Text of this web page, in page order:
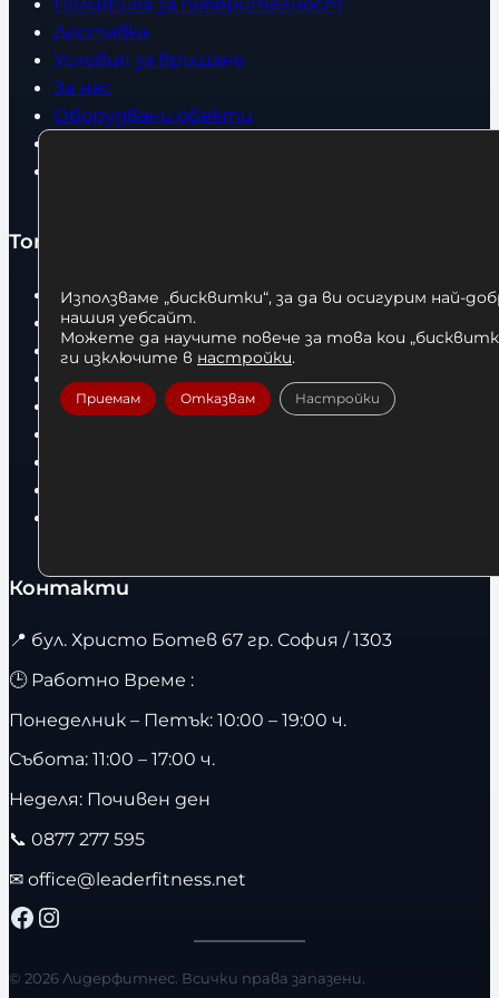
Доставка
Условия за връщане
За нас
Оборудвани обекти
Топ категории
Бокс
Боксови чували
Боксови ръкавици
Дрехи
Детски дрехи
Контакти
📍 бул. Христо Ботев 67 гр. София / 1303
🕒 Работно Време :
Понеделник – Петък: 10:00 – 19:00 ч.
Събота: 11:00 – 17:00 ч.
Неделя: Почивен ден
📞 0877 277 595
✉ office@leaderfitness.net
Facebook Instagram
© 2026 Лидерфитнес. Всички права запазени.
Използваме „бисквитки“, за да ви осигурим най-
нашия уебсайт.
Можете да научите повече за това кои
ги изключите в настройки.
Приемам Отказвам Настройки